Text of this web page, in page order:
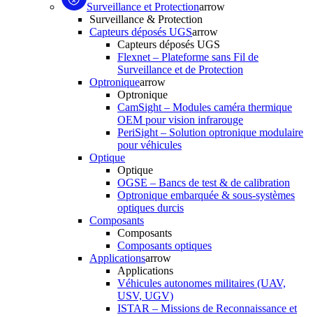
Surveillance et Protectionarrow
Surveillance & Protection
Capteurs déposés UGSarrow
Capteurs déposés UGS
Flexnet – Plateforme sans Fil de
Surveillance et de Protection
Optroniquearrow
Optronique
CamSight – Modules caméra thermique
OEM pour vision infrarouge
PeriSight – Solution optronique modulaire
pour véhicules
Optique
Optique
OGSE – Bancs de test & de calibration
Optronique embarquée & sous-systèmes
optiques durcis
Composants
Composants
Composants optiques
Applicationsarrow
Applications
Véhicules autonomes militaires (UAV,
USV, UGV)
ISTAR – Missions de Reconnaissance et